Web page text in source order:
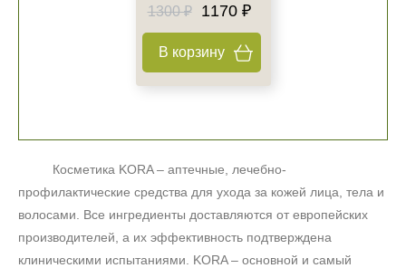
1300 ₽
1170 ₽
В корзину
Косметика KORA – аптечные, лечебно-
профилактические средства для ухода за кожей лица, тела и
волосами. Все ингредиенты доставляются от европейских
производителей, а их эффективность подтверждена
клиническими испытаниями. KORA – основной и самый